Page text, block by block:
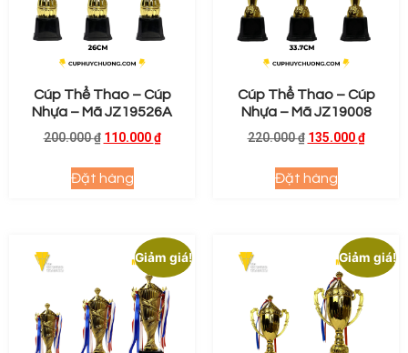
Cúp Thể Thao – Cúp
Nhựa – Mã JZ19526A
200.000₫ 110.000₫
Đặt hàng
Cúp Thể Thao – Cúp
Nhựa – Mã JZ19008
220.000₫ 135.000₫
Đặt hàng
Giảm giá! Giảm giá!